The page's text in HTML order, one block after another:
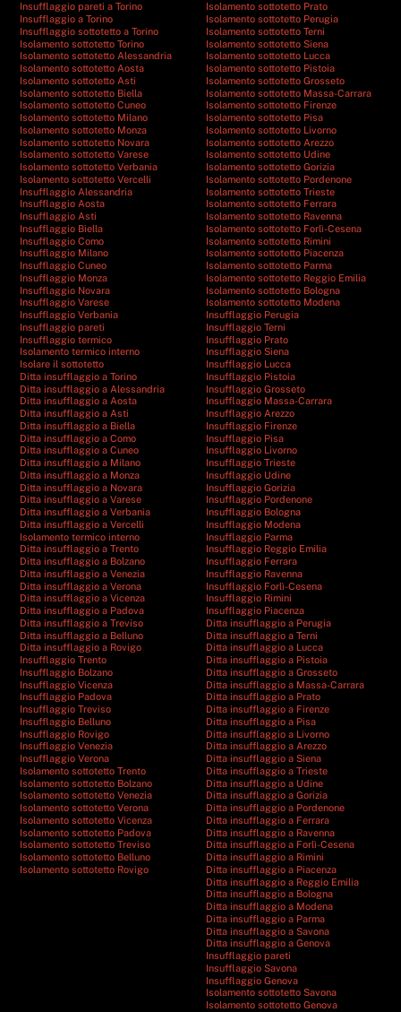
Insufflaggio pareti a Torino
Insufflaggio a Torino
Insufflaggio sottotetto a Torino
Isolamento sottotetto Torino
Isolamento sottotetto Alessandria
Isolamento sottotetto Aosta
Isolamento sottotetto Asti
Isolamento sottotetto Biella
Isolamento sottotetto Cuneo
Isolamento sottotetto Milano
Isolamento sottotetto Monza
Isolamento sottotetto Novara
Isolamento sottotetto Varese
Isolamento sottotetto Verbania
Isolamento sottotetto Vercelli
Insufflaggio Alessandria
Insufflaggio Aosta
Insufflaggio Asti
Insufflaggio Biella
Insufflaggio Como
Insufflaggio Milano
Insufflaggio Cuneo
Insufflaggio Monza
Insufflaggio Novara
Insufflaggio Varese
Insufflaggio Verbania
Insufflaggio pareti
Insufflaggio termico
Isolamento termico interno
Isolare il sottotetto
Ditta insufflaggio a Torino
Ditta insufflaggio a Alessandria
Ditta insufflaggio a Aosta
Ditta insufflaggio a Asti
Ditta insufflaggio a Biella
Ditta insufflaggio a Como
Ditta insufflaggio a Cuneo
Ditta insufflaggio a Milano
Ditta insufflaggio a Monza
Ditta insufflaggio a Novara
Ditta insufflaggio a Varese
Ditta insufflaggio a Verbania
Ditta insufflaggio a Vercelli
Isolamento termico interno
Ditta insufflaggio a Trento
Ditta insufflaggio a Bolzano
Ditta insufflaggio a Venezia
Ditta insufflaggio a Verona
Ditta insufflaggio a Vicenza
Ditta insufflaggio a Padova
Ditta insufflaggio a Treviso
Ditta insufflaggio a Belluno
Ditta insufflaggio a Rovigo
Insufflaggio Trento
Insufflaggio Bolzano
Insufflaggio Vicenza
Insufflaggio Padova
Insufflaggio Treviso
Insufflaggio Belluno
Insufflaggio Rovigo
Insufflaggio Venezia
Insufflaggio Verona
Isolamento sottotetto Trento
Isolamento sottotetto Bolzano
Isolamento sottotetto Venezia
Isolamento sottotetto Verona
Isolamento sottotetto Vicenza
Isolamento sottotetto Padova
Isolamento sottotetto Treviso
Isolamento sottotetto Belluno
Isolamento sottotetto Rovigo
Isolamento sottotetto Prato
Isolamento sottotetto Perugia
Isolamento sottotetto Terni
Isolamento sottotetto Siena
Isolamento sottotetto Lucca
Isolamento sottotetto Pistoia
Isolamento sottotetto Grosseto
Isolamento sottotetto Massa-Carrara
Isolamento sottotetto Firenze
Isolamento sottotetto Pisa
Isolamento sottotetto Livorno
Isolamento sottotetto Arezzo
Isolamento sottotetto Udine
Isolamento sottotetto Gorizia
Isolamento sottotetto Pordenone
Isolamento sottotetto Trieste
Isolamento sottotetto Ferrara
Isolamento sottotetto Ravenna
Isolamento sottotetto Forlì-Cesena
Isolamento sottotetto Rimini
Isolamento sottotetto Piacenza
Isolamento sottotetto Parma
Isolamento sottotetto Reggio Emilia
Isolamento sottotetto Bologna
Isolamento sottotetto Modena
Insufflaggio Perugia
Insufflaggio Terni
Insufflaggio Prato
Insufflaggio Siena
Insufflaggio Lucca
Insufflaggio Pistoia
Insufflaggio Grosseto
Insufflaggio Massa-Carrara
Insufflaggio Arezzo
Insufflaggio Firenze
Insufflaggio Pisa
Insufflaggio Livorno
Insufflaggio Trieste
Insufflaggio Udine
Insufflaggio Gorizia
Insufflaggio Pordenone
Insufflaggio Bologna
Insufflaggio Modena
Insufflaggio Parma
Insufflaggio Reggio Emilia
Insufflaggio Ferrara
Insufflaggio Ravenna
Insufflaggio Forlì-Cesena
Insufflaggio Rimini
Insufflaggio Piacenza
Ditta insufflaggio a Perugia
Ditta insufflaggio a Terni
Ditta insufflaggio a Lucca
Ditta insufflaggio a Pistoia
Ditta insufflaggio a Grosseto
Ditta insufflaggio a Massa-Carrara
Ditta insufflaggio a Prato
Ditta insufflaggio a Firenze
Ditta insufflaggio a Pisa
Ditta insufflaggio a Livorno
Ditta insufflaggio a Arezzo
Ditta insufflaggio a Siena
Ditta insufflaggio a Trieste
Ditta insufflaggio a Udine
Ditta insufflaggio a Gorizia
Ditta insufflaggio a Pordenone
Ditta insufflaggio a Ferrara
Ditta insufflaggio a Ravenna
Ditta insufflaggio a Forlì-Cesena
Ditta insufflaggio a Rimini
Ditta insufflaggio a Piacenza
Ditta insufflaggio a Reggio Emilia
Ditta insufflaggio a Bologna
Ditta insufflaggio a Modena
Ditta insufflaggio a Parma
Ditta insufflaggio a Savona
Ditta insufflaggio a Genova
Insufflaggio pareti
Insufflaggio Savona
Insufflaggio Genova
Isolamento sottotetto Savona
Isolamento sottotetto Genova